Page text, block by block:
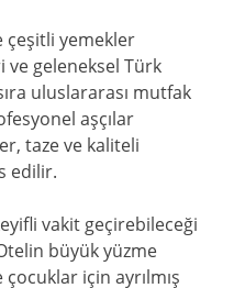
çeşitli yemekler
geleneksel Türk
uluslararası mutfak
aşçılar
taze ve kaliteli
edilir.
vakit geçirebileceği
büyük yüzme
için ayrılmış